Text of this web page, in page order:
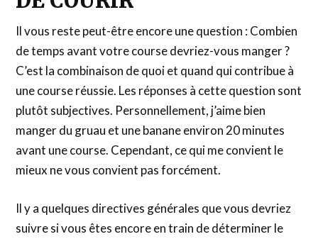
Il vous reste peut-être encore une question : Combien
de temps avant votre course devriez-vous manger ?
C’est la combinaison de quoi et quand qui contribue à
une course réussie. Les réponses à cette question sont
plutôt subjectives. Personnellement, j’aime bien
manger du gruau et une banane environ 20 minutes
avant une course. Cependant, ce qui me convient le
mieux ne vous convient pas forcément.
Il y a quelques directives générales que vous devriez
suivre si vous êtes encore en train de déterminer le